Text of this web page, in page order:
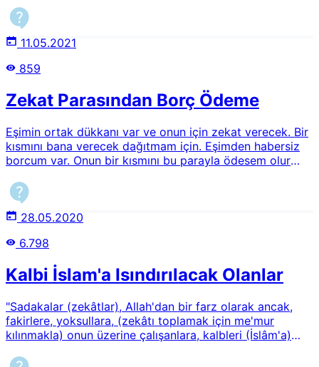
11.05.2021
859
Zekat Parasından Borç Ödeme
Eşimin ortak dükkanı var ve onun için zekat verecek. Bir
kısmını bana verecek dağıtmam için. Eşimden habersiz
borcum var. Onun bir kısmını bu parayla ödesem olur
zekatı ve aldığım para kadar dağıtımı yapacağım uygun
olur mu?
28.05.2020
6.798
Kalbi İslam'a Isındırılacak Olanlar
"Sadakalar (zekâtlar), Allah'dan bir farz olarak ancak,
fakirlere, yoksullara, (zekâtı toplamak için me'mur
kılınmakla) onun üzerine çalışanlara, kalbleri (İslâm'a)
belli bir bedel karşılığında anlaşmış olan) kölelere,